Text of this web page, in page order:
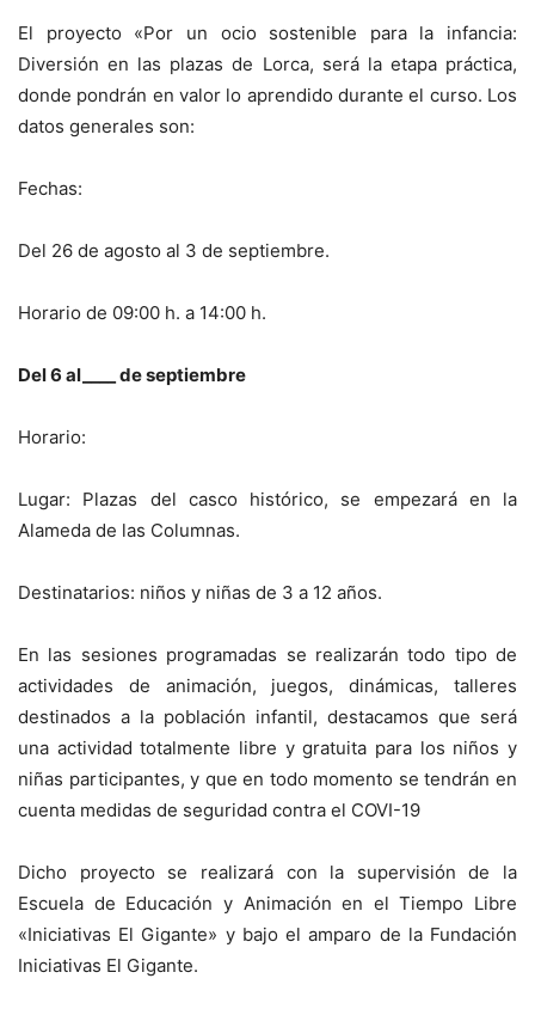
El proyecto «Por un ocio sostenible para la infancia:
Diversión en las plazas de Lorca, será la etapa práctica,
donde pondrán en valor lo aprendido durante el curso. Los
datos generales son:
Fechas:
Del 26 de agosto al 3 de septiembre.
Horario de 09:00 h. a 14:00 h.
Del 6 al____ de septiembre
Horario:
Lugar: Plazas del casco histórico, se empezará en la
Alameda de las Columnas.
Destinatarios: niños y niñas de 3 a 12 años.
En las sesiones programadas se realizarán todo tipo de
actividades de animación, juegos, dinámicas, talleres
destinados a la población infantil, destacamos que será
una actividad totalmente libre y gratuita para los niños y
niñas participantes, y que en todo momento se tendrán en
cuenta medidas de seguridad contra el COVI-19
Dicho proyecto se realizará con la supervisión de la
Escuela de Educación y Animación en el Tiempo Libre
«Iniciativas El Gigante» y bajo el amparo de la Fundación
Iniciativas El Gigante.